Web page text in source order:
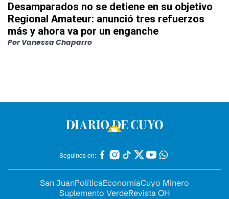
Desamparados no se detiene en su objetivo
Regional Amateur: anunció tres refuerzos
más y ahora va por un enganche
Por Vanessa Chaparro
Seguinos en:
San JuanPolíticaEconomíaCuyo Minero
Suplemento VerdeRevista OH